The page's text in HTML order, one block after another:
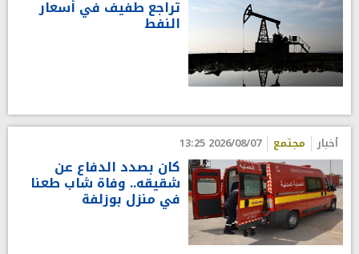
تراجع طفيف في أسعار
النفط
أخبار مجتمع 2026/08/07 13:25
كان بصدد الدفاع عن
شقيقه.. وفاة شاب طعنا
في منزل بوزلفة